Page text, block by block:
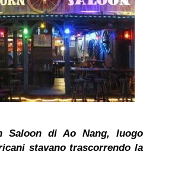
Saloon di Ao Nang, luogo
stavano trascorrendo la